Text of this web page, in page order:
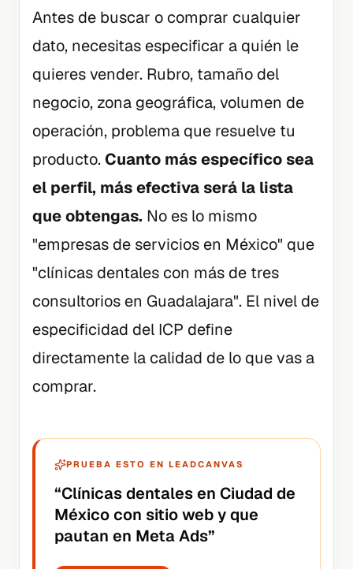
Antes de buscar o comprar cualquier
dato, necesitas especificar a quién le
quieres vender. Rubro, tamaño del
negocio, zona geográfica, volumen de
operación, problema que resuelve tu
producto.Cuanto más específico sea
el perfil, más efectiva será la lista
que obtengas. No es lo mismo
"empresas de servicios en México" que
"clínicas dentales con más de tres
consultorios en Guadalajara". El nivel de
especificidad del ICP define
directamente la calidad de lo que vas a
comprar.
PRUEBA ESTO EN LEADCANVAS
“Clínicas dentales en Ciudad de
México con sitio web y que
pautan en Meta Ads”